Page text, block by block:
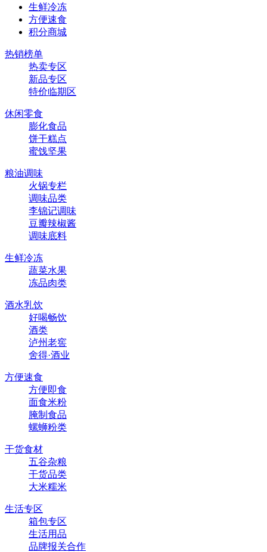
生鲜冷冻
方便速食
积分商城
热销榜单
热卖专区
新品专区
特价临期区
休闲零食
膨化食品
饼干糕点
蜜饯坚果
粮油调味
火锅专栏
调味品类
李锦记调味
豆瓣辣椒酱
调味底料
生鲜冷冻
蔬菜水果
冻品肉类
酒水乳饮
好喝畅饮
酒类
泸州老窖
舍得·酒业
方便速食
方便即食
面食米粉
腌制食品
螺蛳粉类
干货食材
五谷杂粮
干货品类
大米糯米
生活专区
箱包专区
生活用品
品牌报关合作